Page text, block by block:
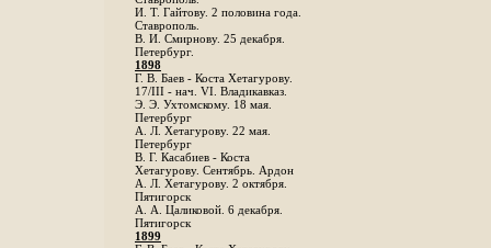
И. Т. Гайтову. 2 половина года.
Ставрополь.
В. И. Смирнову. 25 декабря.
Петербург.
1898
Г. В. Баев - Коста Хетагурову.
17/III - нач. VI. Владикавказ.
Э. Э. Ухтомскому. 18 мая.
Петербург
A. Л. Хетагурову. 22 мая.
Петербург
B. Г. Касабиев - Коста
Хетагурову. Сентябрь. Ардон
А. Л. Хетагурову. 2 октября.
Пятигорск
А. А. Цаликовой. 6 декабря.
Пятигорск
1899